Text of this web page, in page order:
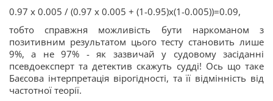
0.97 x 0.005 / (0.97 x 0.005 + (1-0.95)x(1-0.005))=0.09,
тобто справжня можливість бути наркоманом з
позитивним результатом цього тесту становить лише
9%, а не 97% - як зазвичай у судовому засіданні
псевдоексперт та детектив скажуть судді! Ось що таке
Баєсова інтерпретація вірогідності, та її відмінність від
частотної теорії.